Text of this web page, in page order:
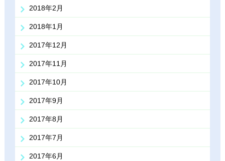
2018年2月
2018年1月
2017年12月
2017年11月
2017年10月
2017年9月
2017年8月
2017年7月
2017年6月